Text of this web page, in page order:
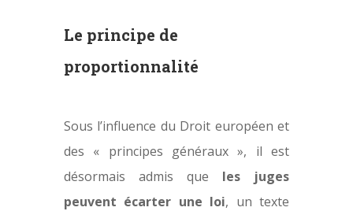
Le principe de
proportionnalité
Sous l’influence du Droit européen et
des « principes généraux », il est
désormais admis que les juges
peuvent écarter une loi, un texte